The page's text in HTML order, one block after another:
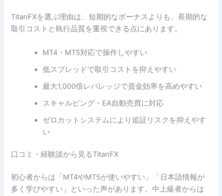
TitanFXを選ぶ理由は、短期的なボーナスよりも、長期的な
取引コストと執行品質を重視できる点にあります。
MT4・MT5対応で操作しやすい
低スプレッドで取引コストを抑えやすい
最大1,000倍レバレッジで資金効率を高めやすい
スキャルピング・EA自動売買に対応
ゼロカットシステムにより追証リスクを抑えやす
い
口コミ・経験談から見るTitanFX
初心者からは「MT4やMT5が使いやすい」「日本語情報が
多く学びやすい」といった声があります。中上級者からは